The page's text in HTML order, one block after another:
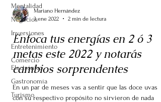
Mentalidad
Negocios
Inversiones
Entretenimiento
Comercio
Electrónico
Gastronomía
Turismo
Mariano Hernández
3 ene 2022
2 min de lectura
Enfoca tus energías en 2 ó 3
metas este 2022 y notarás
cambios sorprendentes
En un par de meses vas a sentir que las doce uvas
con su respectivo propósito no sirvieron de nada